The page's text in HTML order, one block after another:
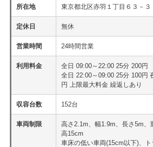
所在地 東京都北区赤羽１丁目６３－３
定休日 無休
営業時間 24時間営業
利用料金
全日 09:00～22:00 25分 200円
全日 22:00～09:00 25分 100円
円 上限最大料金 繰返しあり
収容台数 152台
車両制限
高さ2.1m、幅1.9m、長さ5m、
高15cm
車床の低い車両(15cm以下)、